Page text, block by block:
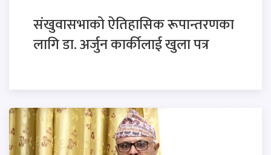
संखुवासभाको ऐतिहासिक रूपान्तरणका
लागि डा. अर्जुन कार्कीलाई खुला पत्र